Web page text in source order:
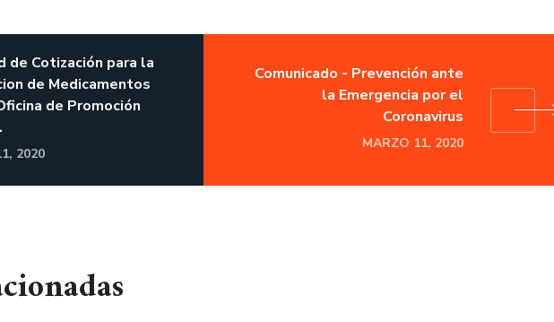
de Cotización para la
de Medicamentos
de Promoción
2020
Comunicado - Prevención ante
la Emergencia por el
Coronavirus
MARZO 11, 2020